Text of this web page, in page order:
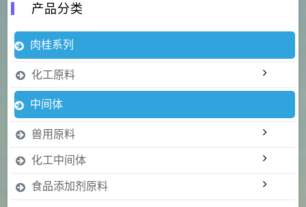
产品分类
肉桂系列
化工原料
中间体
兽用原料
化工中间体
食品添加剂原料